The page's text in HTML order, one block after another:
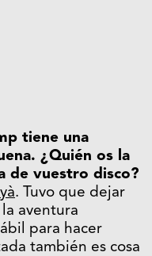
tiene una
¿Quién os la
de vuestro disco?
. Tuvo que dejar
aventura
para hacer
también es cosa